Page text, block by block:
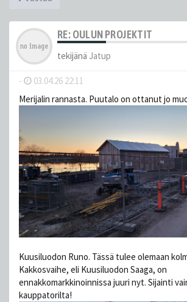
RE: OULUN PROJEKTIT
tekijänä Jatup
- 03.04.26 22:11
Merijalin rannasta. Puutalo on ottanut jo
Kuusiluodon Runo. Tässä tulee olemaan
Kakkosvaihe, eli Kuusiluodon Saaga, on
ennakkomarkkinoinnissa juuri nyt. Sijainti
kauppatorilta!